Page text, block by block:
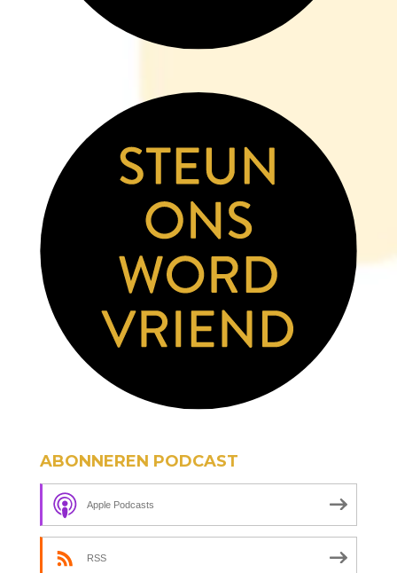
ABONNEREN PODCAST
Apple Podcasts
RSS